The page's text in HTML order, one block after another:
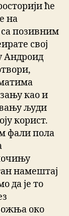
ће
на
позивним
свој
Андроид
као и
људи
корист.
фали пола
намештај
да је то
око